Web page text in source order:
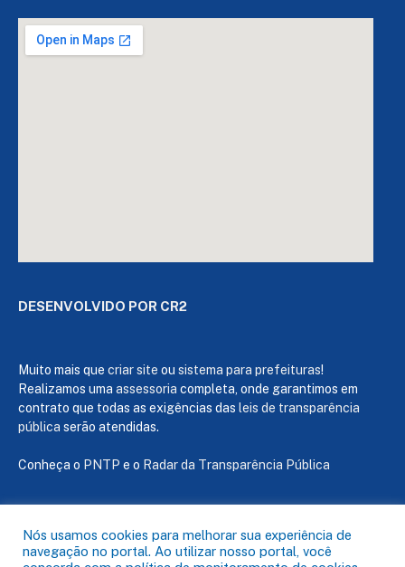
DESENVOLVIDO POR CR2
Muito mais que criar site ou sistema para prefeituras!
Realizamos uma assessoria completa, onde garantimos em
contrato que todas as exigências das leis de transparência
pública serão atendidas.
Conheça o PNTP e o Radar da Transparência Pública
Todos os direitos reservados a Câmara de Capanema
Nós usamos cookies para melhorar sua experiência de
navegação no portal. Ao utilizar nosso portal, você